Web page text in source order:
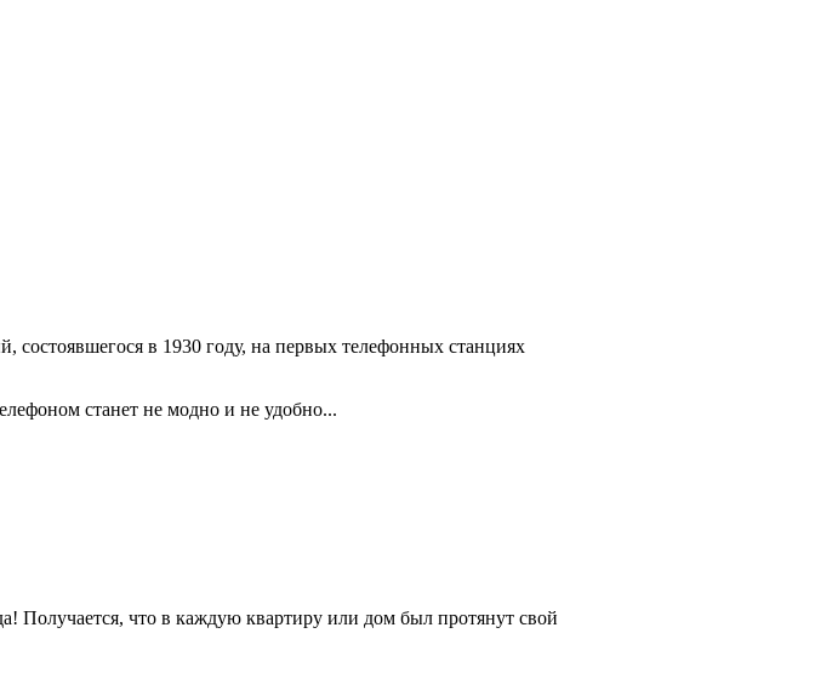
состоявшегося в 1930 году, на первых телефонных станциях
станет не модно и не удобно...
Получается, что в каждую квартиру или дом был протянут свой